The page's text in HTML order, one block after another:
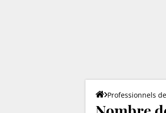
Professionnels